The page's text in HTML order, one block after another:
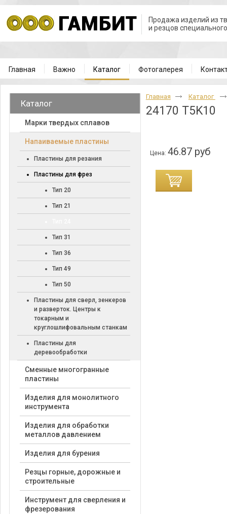
Продажа изделий из
и резцов
Главная Важно Каталог Фотогалерея
Каталог
Марки твердых сплавов
Напаиваемые пластины
Пластины для резания
Пластины для фрез
Тип 20
Тип 21
Тип 31
Тип 36
Тип 49
Тип 50
Пластины для сверл, зенкеров
и разверток. Центры к
токарным и
круглошлифовальным станкам
Пластины для
деревообработки
Cменные многогранные
пластины
Изделия для монолитного
инструмента
Изделия для обработки
металлов давлением
Изделия для бурения
Резцы горные, дорожные и
строительные
Инструмент для сверления и
фрезерования
Главная Каталог
24170 T5K10
Цена:46.87 руб